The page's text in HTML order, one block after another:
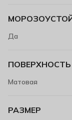
Да
ПОВЕРХНОСТЬ
Матовая
РАЗМЕР